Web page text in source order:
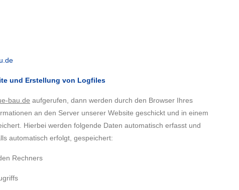
und Erstellung von Logfiles
bau.de aufgerufen, dann werden durch den Browser Ihres
an den Server unserer Website geschickt und in einem
Hierbei werden folgende Daten automatisch erfasst und
automatisch erfolgt, gespeichert:
Rechners